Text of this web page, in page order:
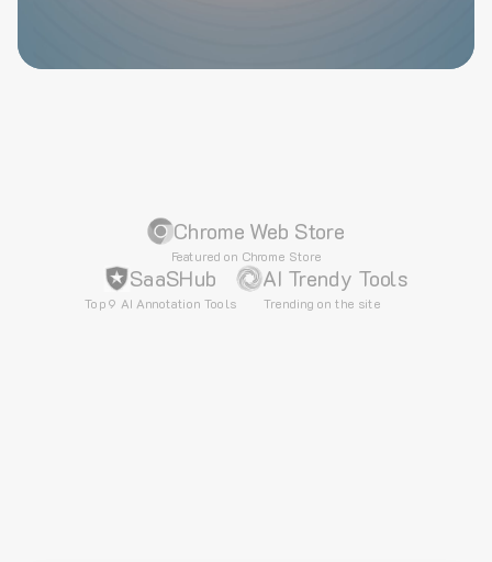
Chrome Web Store
Featured on Chrome Store
SaaSHub
Top 9 AI Annotation Tools
AI Trendy Tools
Trending on the site